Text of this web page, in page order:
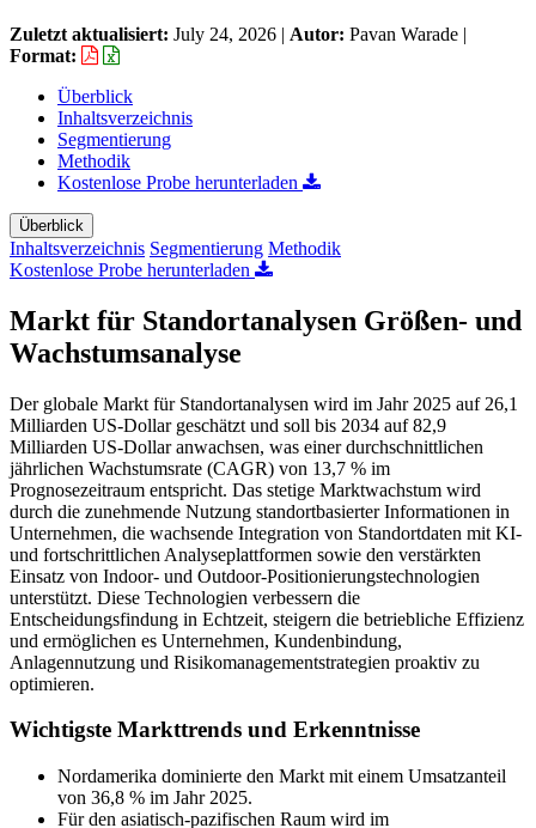
Zuletzt aktualisiert: July 24, 2026 | Autor: Pavan Warade |
Format:
Überblick
Inhaltsverzeichnis
Segmentierung
Methodik
Kostenlose Probe herunterladen
Überblick
Inhaltsverzeichnis Segmentierung Methodik
Kostenlose Probe herunterladen
Markt für Standortanalysen Größen- und
Wachstumsanalyse
Der globale Markt für Standortanalysen wird im Jahr 2025 auf 26,1
Milliarden US-Dollar geschätzt und soll bis 2034 auf 82,9
Milliarden US-Dollar anwachsen, was einer durchschnittlichen
jährlichen Wachstumsrate (CAGR) von 13,7 % im
Prognosezeitraum entspricht. Das stetige Marktwachstum wird
durch die zunehmende Nutzung standortbasierter Informationen in
Unternehmen, die wachsende Integration von Standortdaten mit KI-
und fortschrittlichen Analyseplattformen sowie den verstärkten
Einsatz von Indoor- und Outdoor-Positionierungstechnologien
unterstützt. Diese Technologien verbessern die
Entscheidungsfindung in Echtzeit, steigern die betriebliche Effizienz
und ermöglichen es Unternehmen, Kundenbindung,
Anlagennutzung und Risikomanagementstrategien proaktiv zu
optimieren.
Wichtigste Markttrends und Erkenntnisse
Nordamerika dominierte den Markt mit einem Umsatzanteil
von 36,8 % im Jahr 2025.
Für den asiatisch-pazifischen Raum wird im